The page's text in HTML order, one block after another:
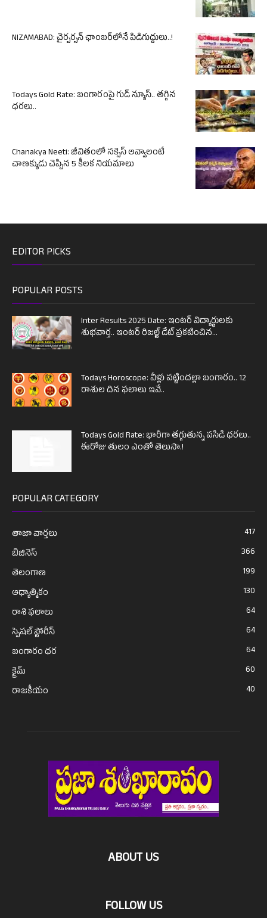
NIZAMABAD: చైర్పర్సన్ ఛాంబర్‌లోనే పిడిగుద్దులు..!
Todays Gold Rate: బంగారంపై గుడ్ న్యూస్.. తగ్గిన
ధరలు..
Chanakya Neeti: జీవితంలో సక్సెస్ అవ్వాలంటే
చాణక్యుడు చెప్పిన 5 కీలక నియమాలు
EDITOR PICKS
POPULAR POSTS
Inter Results 2025 Date: ఇంటర్ విద్యార్థులకు
శుభవార్త.. ఇంటర్ రిజల్ట్ డేట్ ప్రకటించిన...
Todays Horoscope: వీళ్లు పట్టిందల్లా బంగారం.. 12
రాశుల దిన ఫలాలు ఇవే..
Todays Gold Rate: భారీగా తగ్గుతున్న పసిడి ధరలు..
ఈరోజు తులం ఎంతో తెలుసా.!
POPULAR CATEGORY
తాజా వార్తలు
417
బిజినెస్
366
తెలంగాణ
199
ఆధ్యాత్మికం
130
రాశి ఫలాలు
64
స్పెషల్ స్టోరీస్
64
బంగారం ధర
64
క్రైమ్
60
రాజకీయం
40
ABOUT US
FOLLOW US